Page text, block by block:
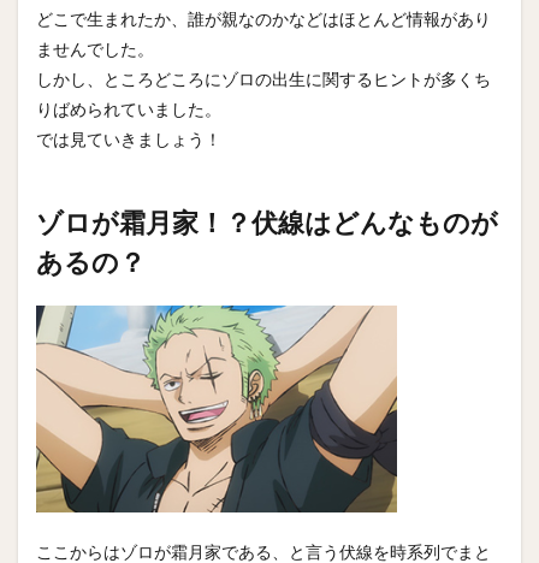
どこで生まれたか、誰が親なのかなどはほとんど情報があり
ませんでした。
しかし、ところどころにゾロの出生に関するヒントが多くち
りばめられていました。
では見ていきましょう！
ゾロが霜月家！？伏線はどんなものが
あるの？
ここからはゾロが霜月家である、と言う伏線を時系列でまと